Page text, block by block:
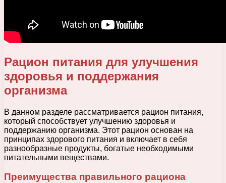
Рацион питания для улучшения
здоровья и поддержания
организма
В данном разделе рассматривается рацион питания,
который способствует улучшению здоровья и
поддержанию организма. Этот рацион основан на
принципах здорового питания и включает в себя
разнообразные продукты, богатые необходимыми
питательными веществами.
Преимущества правильного рациона